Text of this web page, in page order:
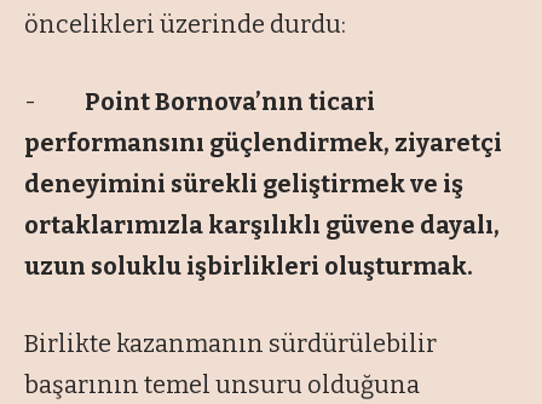
öncelikleri üzerinde durdu:
- Point Bornova’nın ticari
performansını güçlendirmek, ziyaretçi
deneyimini sürekli geliştirmek ve iş
ortaklarımızla karşılıklı güvene dayalı,
uzun soluklu işbirlikleri oluşturmak.
Birlikte kazanmanın sürdürülebilir
başarının temel unsuru olduğuna